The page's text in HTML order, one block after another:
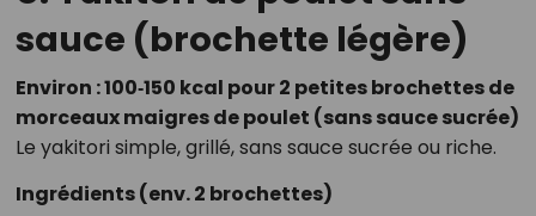
sauce (brochette légère)
Environ : 100‑150 kcal pour 2 petites brochettes de
morceaux maigres de poulet (sans sauce sucrée)
Le yakitori simple, grillé, sans sauce sucrée ou riche.
Ingrédients (env. 2 brochettes)